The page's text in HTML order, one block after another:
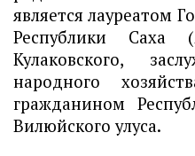
является лауреатом
Республики Саха
Кулаковского,
народного
гражданином
Вилюйского улуса.